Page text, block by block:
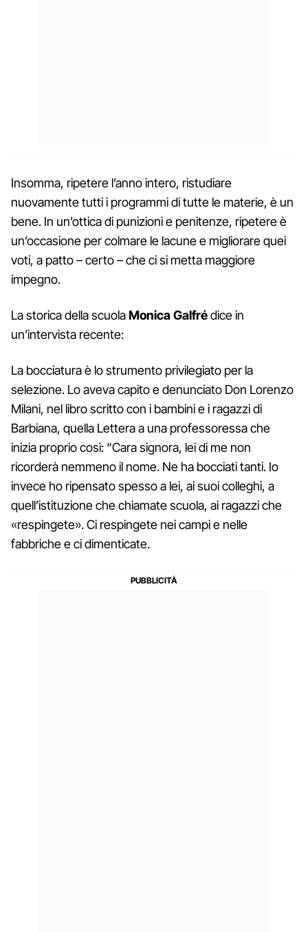
Insomma, ripetere l’anno intero, ristudiare
nuovamente tutti i programmi di tutte le materie, è un
bene. In un’ottica di punizioni e penitenze, ripetere è
un’occasione per colmare le lacune e migliorare quei
voti, a patto – certo – che ci si metta maggiore
impegno.
La storica della scuolaMonica Galfrédice in
un’intervista recente:
La bocciatura è lo strumento privilegiato per la
selezione. Lo aveva capito e denunciato Don Lorenzo
Milani, nel libro scritto con i bambini e i ragazzi di
Barbiana, quella Lettera a una professoressa che
inizia proprio così: “Cara signora, lei di me non
ricorderà nemmeno il nome. Ne ha bocciati tanti. Io
invece ho ripensato spesso a lei, ai suoi colleghi, a
quell’istituzione che chiamate scuola, ai ragazzi che
«respingete». Ci respingete nei campi e nelle
fabbriche e ci dimenticate.